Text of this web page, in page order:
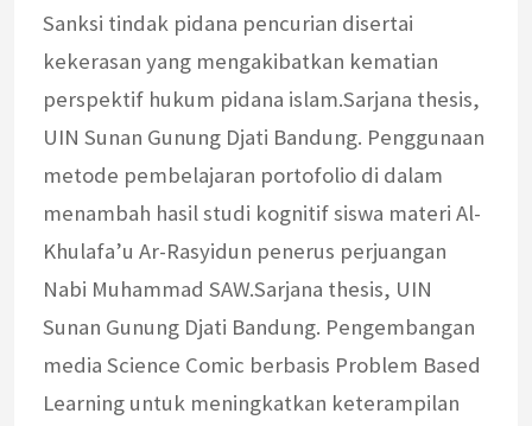
Sanksi tindak pidana pencurian disertai
kekerasan yang mengakibatkan kematian
perspektif hukum pidana islam.Sarjana thesis,
UIN Sunan Gunung Djati Bandung. Penggunaan
metode pembelajaran portofolio di dalam
menambah hasil studi kognitif siswa materi Al-
Khulafa’u Ar-Rasyidun penerus perjuangan
Nabi Muhammad SAW.Sarjana thesis, UIN
Sunan Gunung Djati Bandung. Pengembangan
media Science Comic berbasis Problem Based
Learning untuk meningkatkan keterampilan